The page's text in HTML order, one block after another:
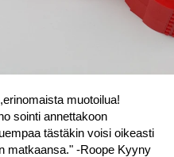
muotoilua!
sointi annettakoon
tästäkin voisi oikeasti
matkaansa." -Roope Kyyny